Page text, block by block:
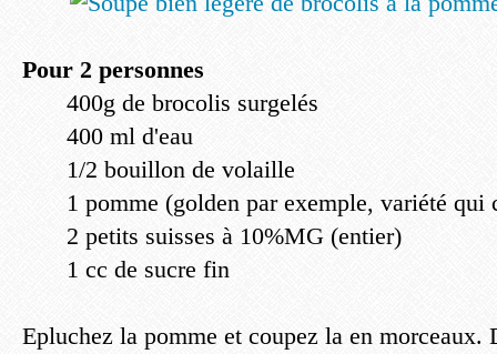
Pour 2 personnes
400g de brocolis surgelés
400 ml d'eau
1/2 bouillon de volaille
1 pomme (golden par exemple, variété qui
2 petits suisses à 10%MG (entier)
1 cc de sucre fin
Epluchez la pomme et coupez la en morceaux.